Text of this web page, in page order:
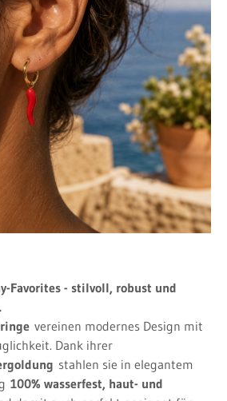
Favorites - stilvoll, robust und
vereinen modernes Design mit
Dank ihrer
stahlen sie in elegantem
100% wasserfest, haut- und